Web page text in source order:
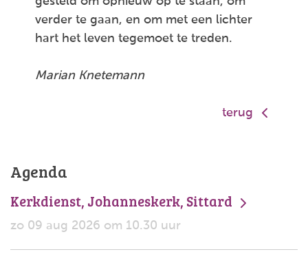
verder te gaan, en om met een lichter
hart het leven tegemoet te treden.
Marian Knetemann
terug
Agenda
Kerkdienst, Johanneskerk, Sittard
zo 09 aug 2026 om 10.30 uur